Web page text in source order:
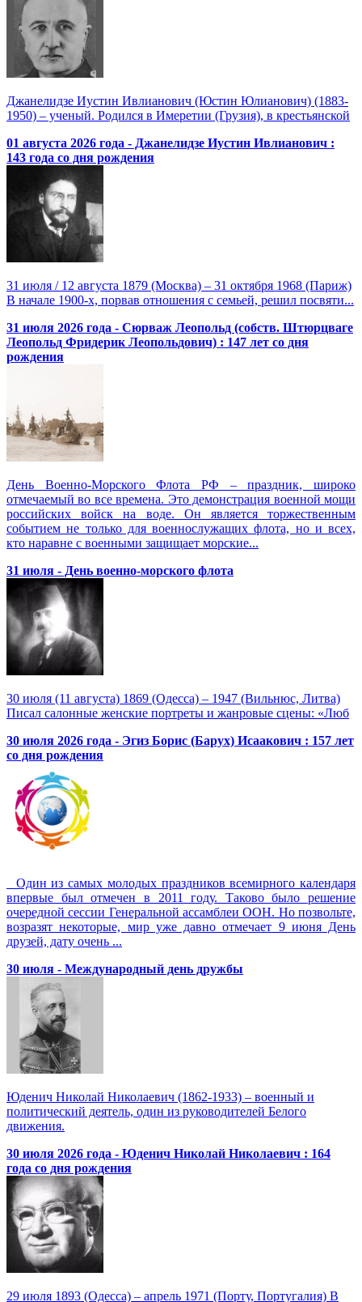
Джанелидзе Иустин Ивлианович (Юстин Юлианович) (1883-
1950) – ученый. Родился в Имеретии (Грузия), в крестьянской
01 августа 2026 года - Джанелидзе Иустин Ивлианович :
143 года со дня рождения
31 июля / 12 августа 1879 (Москва) – 31 октября 1968 (Париж)
В начале 1900-х, порвав отношения с семьей, решил посвяти...
31 июля 2026 года - Сюрваж Леопольд (собств. Штюрцваге
Леопольд Фридерик Леопольдович) : 147 лет со дня
рождения
День Военно-Морского Флота РФ – праздник, широко
отмечаемый во все времена. Это демонстрация военной мощи
российских войск на воде. Он является торжественным
событием не только для военнослужащих флота, но и всех,
кто наравне с военными защищает морские...
31 июля - День военно-морского флота
30 июля (11 августа) 1869 (Одесса) – 1947 (Вильнюс, Литва)
Писал салонные женские портреты и жанровые сцены: «Люб
30 июля 2026 года - Эгиз Борис (Барух) Исаакович : 157 лет
со дня рождения
Один из самых молодых праздников всемирного календаря
впервые был отмечен в 2011 году. Таково было решение
очередной сессии Генеральной ассамблеи ООН. Но позвольте,
возразят некоторые, мир уже давно отмечает 9 июня День
друзей, дату очень ...
30 июля - Международный день дружбы
Юденич Николай Николаевич (1862-1933) – военный и
политический деятель, один из руководителей Белого
движения.
30 июля 2026 года - Юденич Николай Николаевич : 164
года со дня рождения
29 июля 1893 (Одесса) – апрель 1971 (Порту, Португалия) В